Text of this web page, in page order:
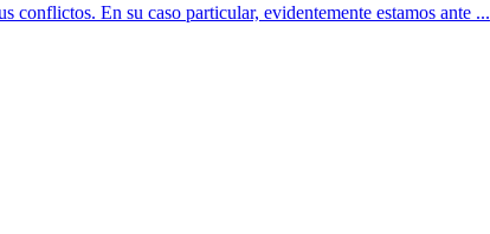
conflictos. En su caso particular, evidentemente estamos ante ...